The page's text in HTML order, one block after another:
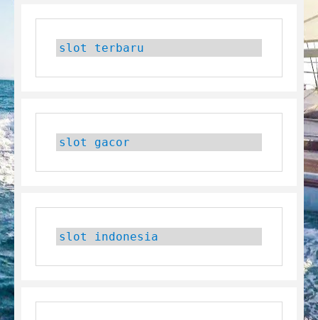
slot terbaru
slot gacor
slot indonesia